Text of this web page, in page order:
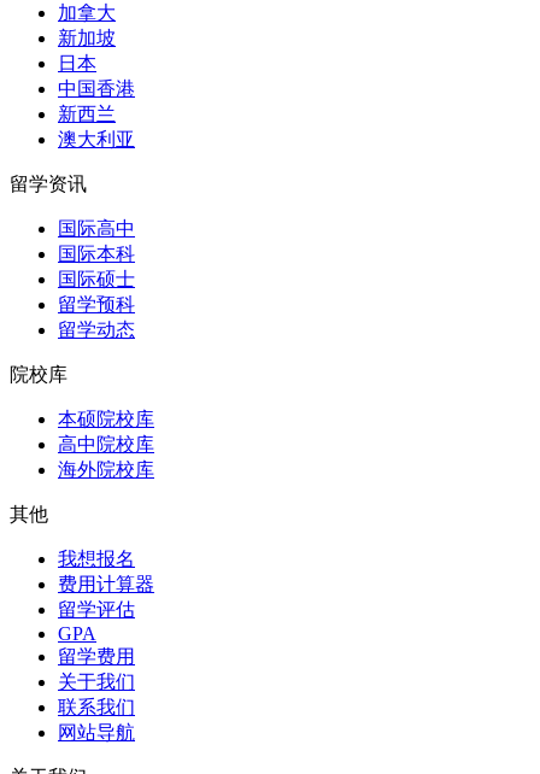
加拿大
新加坡
日本
中国香港
新西兰
澳大利亚
留学资讯
国际高中
国际本科
国际硕士
留学预科
留学动态
院校库
本硕院校库
高中院校库
海外院校库
其他
我想报名
费用计算器
留学评估
GPA
留学费用
关于我们
联系我们
网站导航